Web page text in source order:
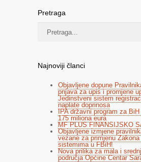
Pretraga
Najnoviji članci
Objavljene dopune
prijava za upis i promjene
Jedinstveni sistem
naplate doprinosa
IPA državni program za
175 miliona eura
MF PLUS FINANSIJSKO
Objavljene izmjene
vezane za primjenu
sistemima u FBiH!
Nova prilika za mala i
područja Općine Centar